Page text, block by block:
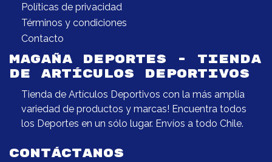
Políticas de privacidad
Términos y condiciones
Contacto
MAGAÑA DEPORTES - TIENDA
DE ARTÍCULOS DEPORTIVOS
Tienda de Artículos Deportivos con la más amplia
variedad de productos y marcas! Encuentra todos
los Deportes en un sólo lugar. Envíos a todo Chile.
CONTÁCTANOS